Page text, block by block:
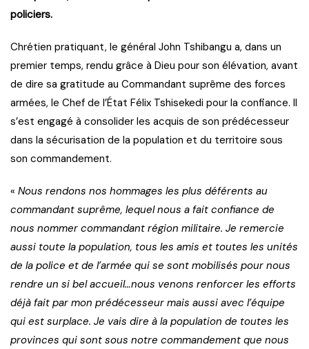
policiers.
Chrétien pratiquant, le général John Tshibangu a, dans un
premier temps, rendu grâce à Dieu pour son élévation, avant
de dire sa gratitude au Commandant suprême des forces
armées, le Chef de l’État Félix Tshisekedi pour la confiance. Il
s’est engagé à consolider les acquis de son prédécesseur
dans la sécurisation de la population et du territoire sous
son commandement.
« Nous rendons nos hommages les plus déférents au
commandant suprême, lequel nous a fait confiance de
nous nommer commandant région militaire. Je remercie
aussi toute la population, tous les amis et toutes les unités
de la police et de l’armée qui se sont mobilisés pour nous
rendre un si bel accueil…nous venons renforcer les efforts
déjà fait par mon prédécesseur mais aussi avec l’équipe
qui est surplace. Je vais dire à la population de toutes les
provinces qui sont sous notre commandement que nous